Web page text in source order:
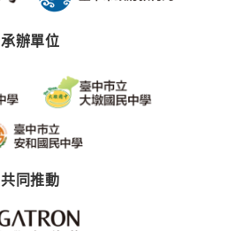
承辦單位
共同推動